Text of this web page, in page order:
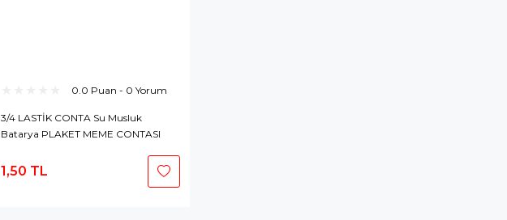
0.0 Puan - 0 Yorum
3/4 LASTİK CONTA Su Musluk
Batarya PLAKET MEME CONTASI
TABANCA
1,50 TL